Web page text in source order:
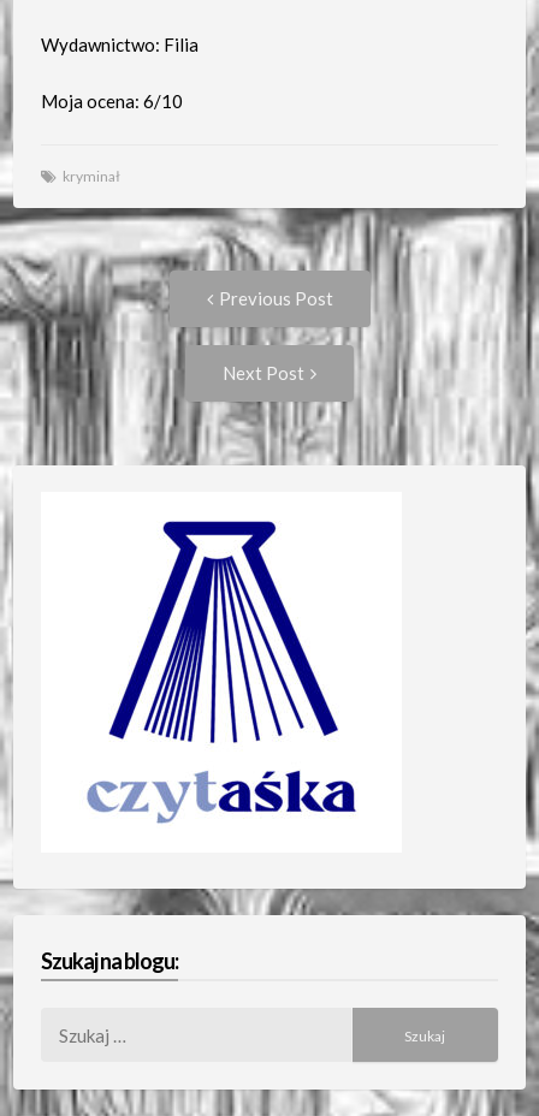
Wydawnictwo: Filia
Moja ocena: 6/10
kryminał
Post
navigation
Previous Post
Previous
post:
Next Post
Next
Post:
Szukaj na blogu: